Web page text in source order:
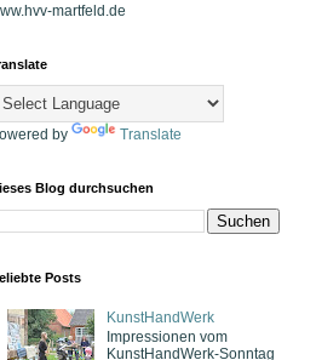
martfeld.de
by Translate
Blog durchsuchen
Posts
KunstHandWerk
Impressionen vom
KunstHandWerk-Sonntag